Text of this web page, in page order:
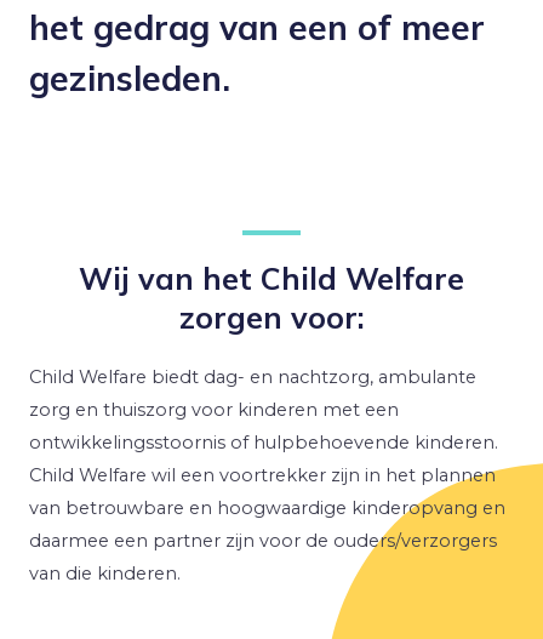
het gedrag van een of meer
gezinsleden.
Wij van het Child Welfare
zorgen voor:
Child Welfare biedt dag- en nachtzorg, ambulante
zorg en thuiszorg voor kinderen met een
ontwikkelingsstoornis of hulpbehoevende kinderen.
Child Welfare wil een voortrekker zijn in het plannen
van betrouwbare en hoogwaardige kinderopvang en
daarmee een partner zijn voor de ouders/verzorgers
van die kinderen.